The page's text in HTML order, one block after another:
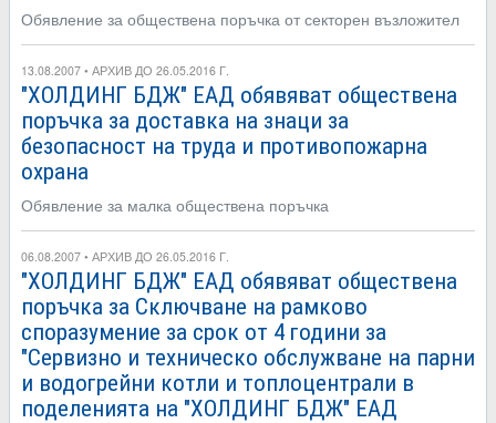
Обявление за обществена поръчка от секторен възложител
13.08.2007 • АРХИВ ДО 26.05.2016 Г.
"ХОЛДИНГ БДЖ" ЕАД обявяват обществена
поръчка за доставка на знаци за
безопасност на труда и противопожарна
охрана
Обявление за малка обществена поръчка
06.08.2007 • АРХИВ ДО 26.05.2016 Г.
"ХОЛДИНГ БДЖ" ЕАД обявяват обществена
поръчка за Сключване на рамково
споразумение за срок от 4 години за
"Сервизно и техническо обслужване на парни
и водогрейни котли и топлоцентрали в
поделенията на "ХОЛДИНГ БДЖ" ЕАД